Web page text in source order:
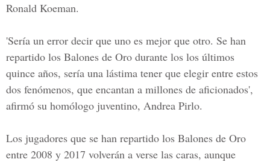
Ronald Koeman.
'Sería un error decir que uno es mejor que otro. Se han
repartido los Balones de Oro durante los los últimos
quince años, sería una lástima tener que elegir entre estos
dos fenómenos, que encantan a millones de aficionados',
afirmó su homólogo juventino, Andrea Pirlo.
Los jugadores que se han repartido los Balones de Oro
entre 2008 y 2017 volverán a verse las caras, aunque